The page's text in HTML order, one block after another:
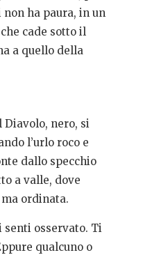
ha paura, in un
cade sotto il
a quello della
Diavolo, nero, si
l’urlo roco e
dallo specchio
a valle, dove
ordinata.
senti osservato. Ti
qualcuno o